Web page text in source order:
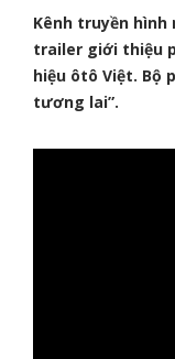
Kênh truyền
trailer giới thiệu
hiệu ôtô Việt. Bộ
tương lai”.